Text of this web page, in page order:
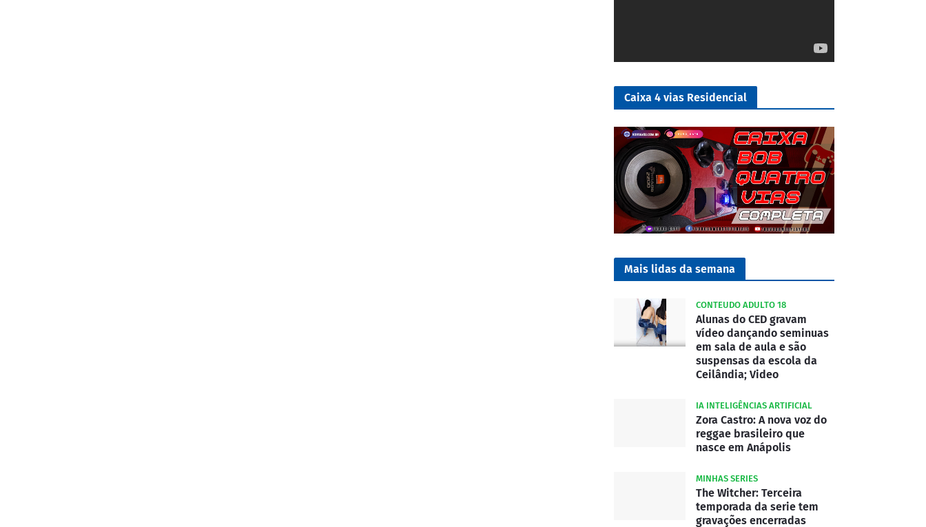
Caixa 4 vias Residencial
Mais lidas da semana
CONTEUDO ADULTO 18
Alunas do CED gravam
vídeo dançando seminuas
em sala de aula e são
suspensas da escola da
Ceilândia; Video
IA INTELIGÊNCIAS ARTIFICIAL
Zora Castro: A nova voz do
reggae brasileiro que
nasce em Anápolis
MINHAS SERIES
The Witcher: Terceira
temporada da serie tem
gravações encerradas